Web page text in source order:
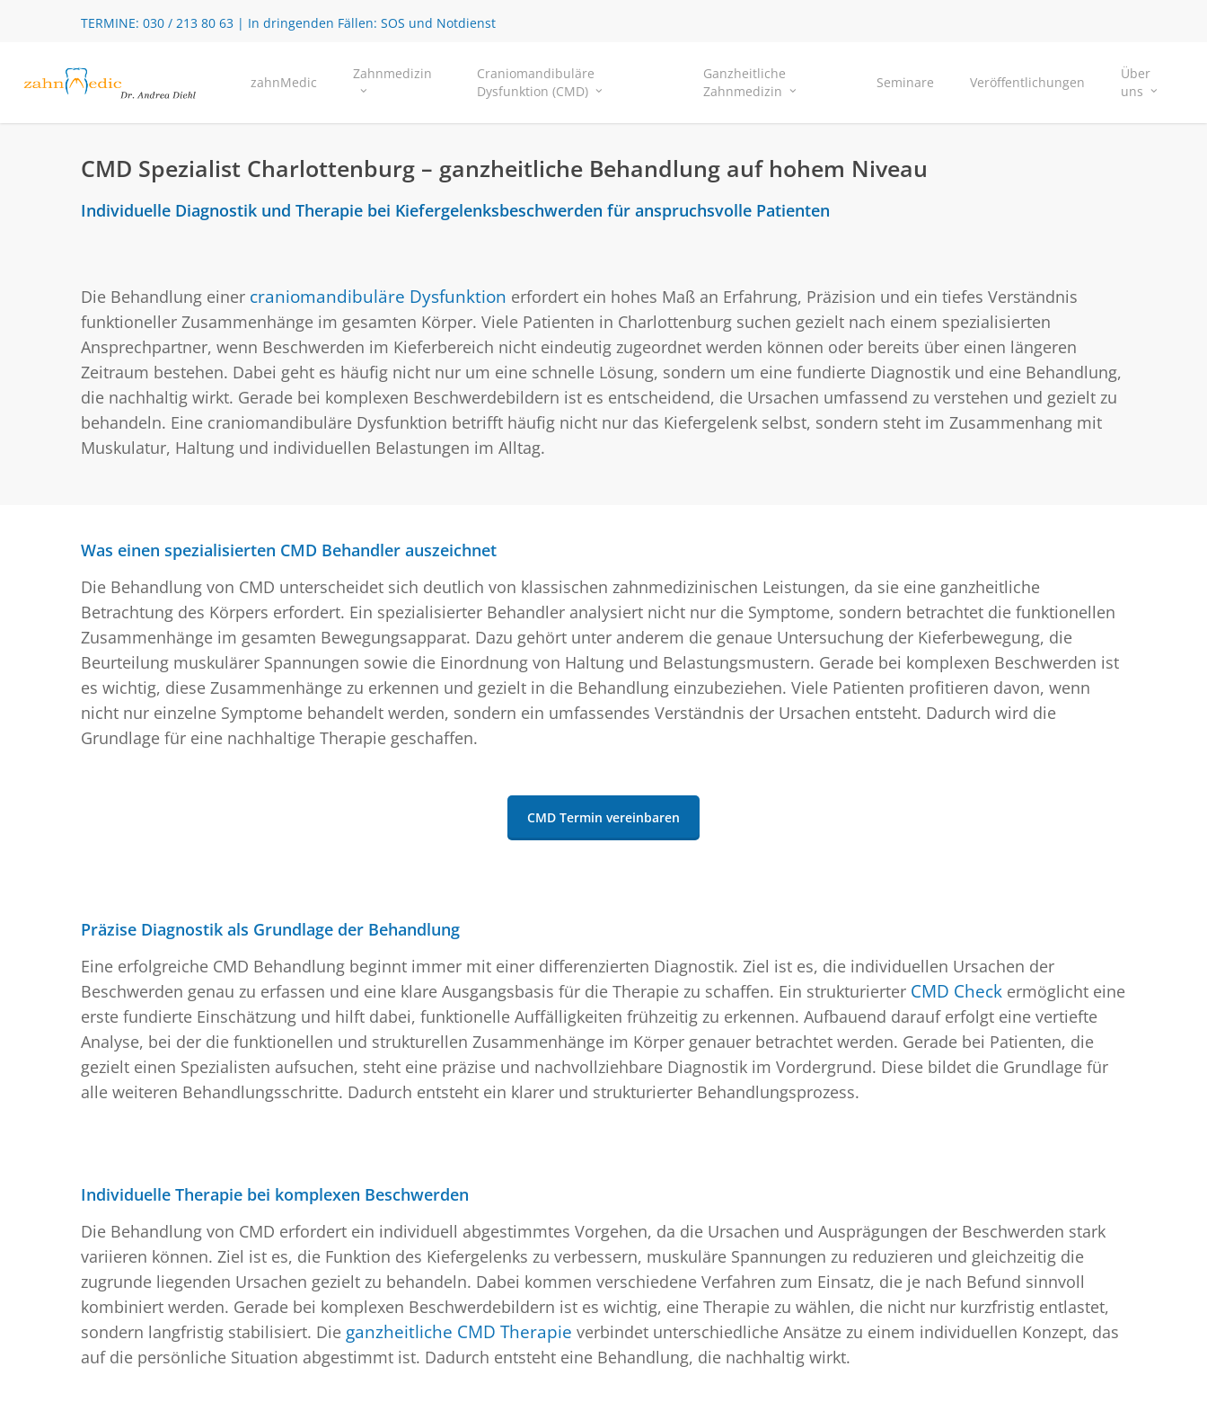
content
TERMINE:030 / 213 80 63 | In dringenden Fällen:SOS und Notdienst
zahnMedic
Zahnmedizin
Craniomandibuläre
Dysfunktion (CMD)
Ganzheitliche
Zahnmedizin
Seminare Veröffentlichungen
Über
uns
CMD Spezialist Charlottenburg – ganzheitliche Behandlung auf hohem Niveau
Individuelle Diagnostik und Therapie bei Kiefergelenksbeschwerden für anspruchsvolle Patienten
Die Behandlung einer craniomandibuläre Dysfunktion erfordert ein hohes Maß an Erfahrung, Präzision und ein tiefes Verständnis
funktioneller Zusammenhänge im gesamten Körper. Viele Patienten in Charlottenburg suchen gezielt nach einem spezialisierten
Ansprechpartner, wenn Beschwerden im Kieferbereich nicht eindeutig zugeordnet werden können oder bereits über einen längeren
Zeitraum bestehen. Dabei geht es häufig nicht nur um eine schnelle Lösung, sondern um eine fundierte Diagnostik und eine Behandlung,
die nachhaltig wirkt. Gerade bei komplexen Beschwerdebildern ist es entscheidend, die Ursachen umfassend zu verstehen und gezielt zu
behandeln. Eine craniomandibuläre Dysfunktion betrifft häufig nicht nur das Kiefergelenk selbst, sondern steht im Zusammenhang mit
Muskulatur, Haltung und individuellen Belastungen im Alltag.
Was einen spezialisierten CMD Behandler auszeichnet
Die Behandlung von CMD unterscheidet sich deutlich von klassischen zahnmedizinischen Leistungen, da sie eine ganzheitliche
Betrachtung des Körpers erfordert. Ein spezialisierter Behandler analysiert nicht nur die Symptome, sondern betrachtet die funktionellen
Zusammenhänge im gesamten Bewegungsapparat. Dazu gehört unter anderem die genaue Untersuchung der Kieferbewegung, die
Beurteilung muskulärer Spannungen sowie die Einordnung von Haltung und Belastungsmustern. Gerade bei komplexen Beschwerden ist
es wichtig, diese Zusammenhänge zu erkennen und gezielt in die Behandlung einzubeziehen. Viele Patienten profitieren davon, wenn
nicht nur einzelne Symptome behandelt werden, sondern ein umfassendes Verständnis der Ursachen entsteht. Dadurch wird die
Grundlage für eine nachhaltige Therapie geschaffen.
CMD Termin vereinbaren
Präzise Diagnostik als Grundlage der Behandlung
Eine erfolgreiche CMD Behandlung beginnt immer mit einer differenzierten Diagnostik. Ziel ist es, die individuellen Ursachen der
Beschwerden genau zu erfassen und eine klare Ausgangsbasis für die Therapie zu schaffen. Ein strukturierter CMD Check ermöglicht eine
erste fundierte Einschätzung und hilft dabei, funktionelle Auffälligkeiten frühzeitig zu erkennen. Aufbauend darauf erfolgt eine vertiefte
Analyse, bei der die funktionellen und strukturellen Zusammenhänge im Körper genauer betrachtet werden. Gerade bei Patienten, die
gezielt einen Spezialisten aufsuchen, steht eine präzise und nachvollziehbare Diagnostik im Vordergrund. Diese bildet die Grundlage für
alle weiteren Behandlungsschritte. Dadurch entsteht ein klarer und strukturierter Behandlungsprozess.
Individuelle Therapie bei komplexen Beschwerden
Die Behandlung von CMD erfordert ein individuell abgestimmtes Vorgehen, da die Ursachen und Ausprägungen der Beschwerden stark
variieren können. Ziel ist es, die Funktion des Kiefergelenks zu verbessern, muskuläre Spannungen zu reduzieren und gleichzeitig die
zugrunde liegenden Ursachen gezielt zu behandeln. Dabei kommen verschiedene Verfahren zum Einsatz, die je nach Befund sinnvoll
kombiniert werden. Gerade bei komplexen Beschwerdebildern ist es wichtig, eine Therapie zu wählen, die nicht nur kurzfristig entlastet,
sondern langfristig stabilisiert. Die ganzheitliche CMD Therapie verbindet unterschiedliche Ansätze zu einem individuellen Konzept, das
auf die persönliche Situation abgestimmt ist. Dadurch entsteht eine Behandlung, die nachhaltig wirkt.